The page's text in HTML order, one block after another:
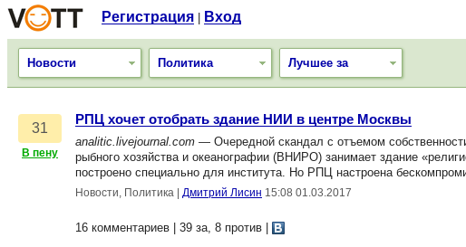
Регистрация Вход
Новости Политика Лучшее за
31
В пену
РПЦ хочет отобрать здание НИИ в центре Москвы
analitic.livejournal.com — Очередной скандал с отъемом
рыбного хозяйства и океанографии (ВНИРО) занимает здание
построено специально для института. Но РПЦ настроена
Новости, Политика Дмитрий Лисин 15:08 01.03.2017
16 комментариев | 39 за, 8 против